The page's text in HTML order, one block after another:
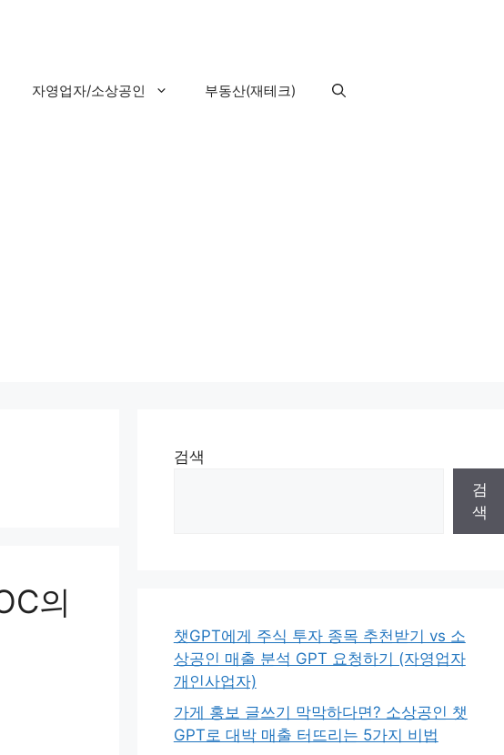
자영업자/소상공인 부동산(재테크)
의
검색
검
색
챗GPT에게 주식 투자 종목 추천받기 vs 소
상공인 매출 분석 GPT 요청하기 (자영업자
개인사업자)
가게 홍보 글쓰기 막막하다면? 소상공인 챗
GPT로 대박 매출 터뜨리는 5가지 비법